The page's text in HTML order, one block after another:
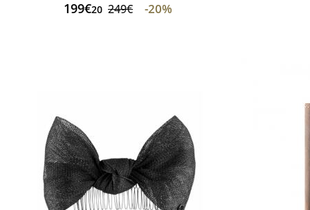
199€20 249€ -20%